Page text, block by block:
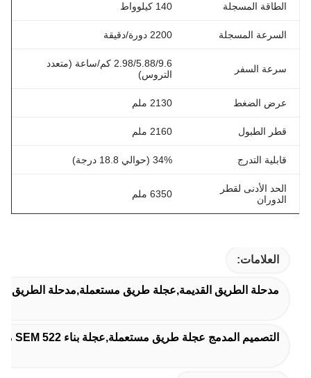
الطاقة المسجلة 140 كيلوواط
السرعة المسجلة 2200 دورة/دقيقة
سرعة السفر
2.98/5.88/9.6 كم/ساعة (متعدد
التروس)
عرض الضغط 2130 ملم
قطر الطبول 2160 ملم
قابلية التدرج 34% (حوالي 18.8 درجة)
الحد الأدنى لقطر
الدوران
6350 ملم
العلامات:
مدحلة الطريق القديمة,عجلة طريق مستعملة,مدحلة الطريق
التصميم المدمج عجلة طريق مستعملة,عجلة بناء SEM 522 مستعملة